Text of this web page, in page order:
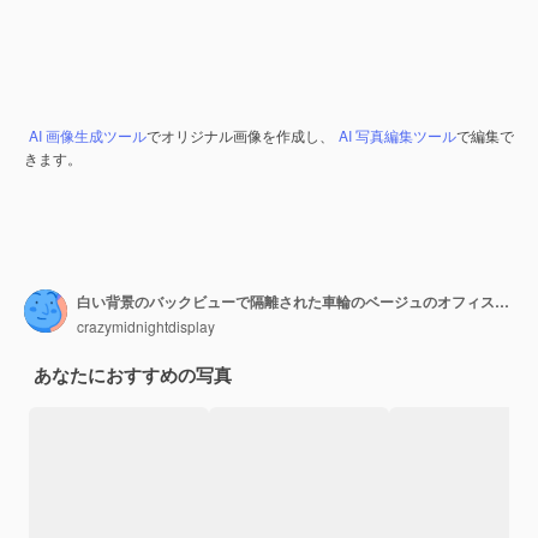
AI 画像生成ツールでオリジナル画像を作成し、 AI 写真編集ツールで編集で
きます。
白い背景のバックビューで隔離された車輪のベージュのオフィスアームチェア
crazymidnightdisplay
あなたにおすすめの写真